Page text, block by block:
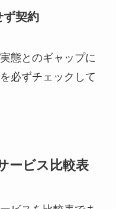
契約
態とのギャップに
必ずチェックして
ービス比較表